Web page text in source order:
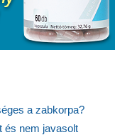
a zabkorpa?
és nem javasolt